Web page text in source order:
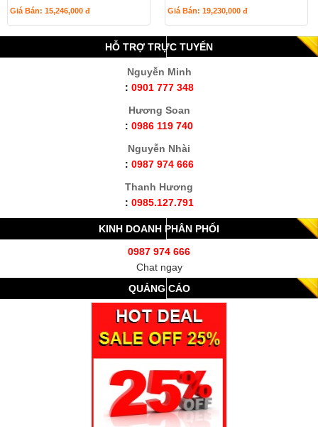
Giá Bán: 15,246,000 đ Giá Bán: 19,230,000 đ
HỖ TRỢ TRỰC TUYẾN
Nguyễn Minh
: 0901 777 348
Hương Soan
: 0986 119 740
Nguyễn Nhài
: 0987 974 666
Thanh Hương
: 0985.127.791
KINH DOANH PHÂN PHỐI
0987 974 666
Chat ngay
QUẢNG CÁO